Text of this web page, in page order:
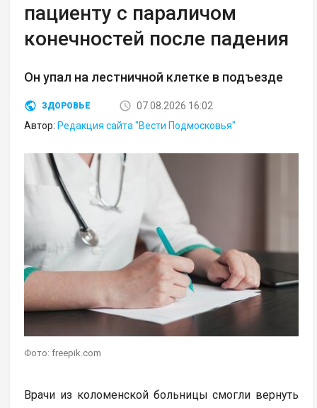
пациенту с параличом
конечностей после падения
Он упал на лестничной клетке в подъезде
ЗДОРОВЬЕ
07.08.2026 16:02
Автор: Редакция сайта "Вести Подмосковья"
Фото: freepik.com
Врачи из коломенской больницы смогли вернуть